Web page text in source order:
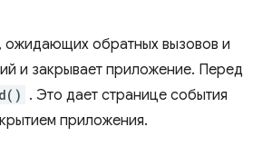
ожидающих обратных вызовов и
и закрывает приложение. Перед
. Это дает странице события
приложения.